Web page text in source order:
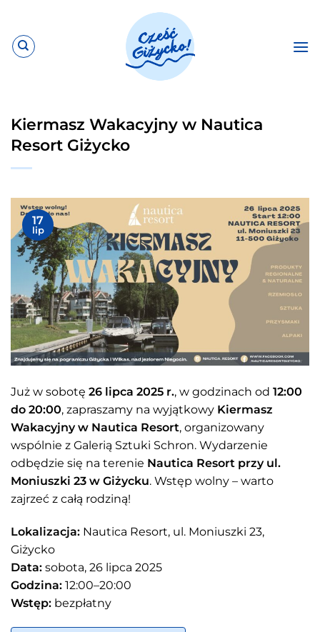
zawartości
Kiermasz Wakacyjny w Nautica
Resort Giżycko
17
lip
Już w sobotę 26 lipca 2025 r., w godzinach od 12:00
do 20:00, zapraszamy na wyjątkowy Kiermasz
Wakacyjny w Nautica Resort, organizowany
wspólnie z Galerią Sztuki Schron. Wydarzenie
odbędzie się na terenie Nautica Resort przy ul.
Moniuszki 23 w Giżycku. Wstęp wolny – warto
zajrzeć z całą rodziną!
Lokalizacja: Nautica Resort, ul. Moniuszki 23,
Giżycko
Data: sobota, 26 lipca 2025
Godzina: 12:00–20:00
Wstęp: bezpłatny